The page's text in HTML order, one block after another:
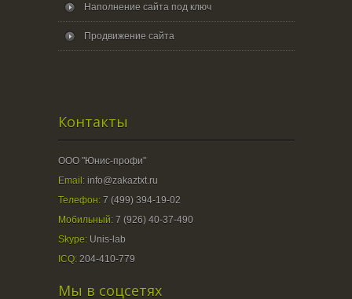
Наполнение сайта под ключ
Продвижение сайта
Контакты
ООО "Юнис-профи"
Email: info@zakaztxt.ru
Телефон:7 (499) 394-19-02
Мобильный:7 (926) 40-37-490
Skype: Unis-lab
ICQ:204-410-779
Мы в соцсетях